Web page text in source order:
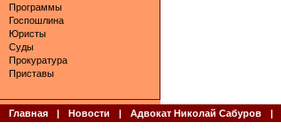
Программы
Госпошлина
Юристы
Суды
Прокуратура
Приставы
Главная | Новости | Адвокат Николай Сабуров |